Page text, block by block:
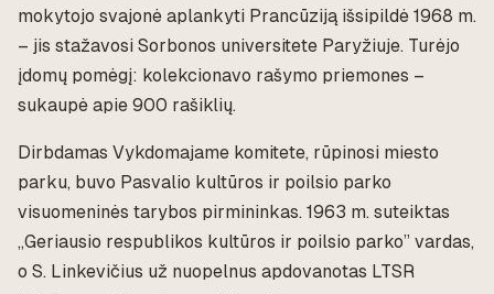
mokytojo svajonė aplankyti Prancūziją išsipildė 1968 m.
– jis stažavosi Sorbonos universitete Paryžiuje. Turėjo
įdomų pomėgį: kolekcionavo rašymo priemones –
sukaupė apie 900 rašiklių.
Dirbdamas Vykdomajame komitete, rūpinosi miesto
parku, buvo Pasvalio kultūros ir poilsio parko
visuomeninės tarybos pirmininkas. 1963 m. suteiktas
„Geriausio respublikos kultūros ir poilsio parko” vardas,
o S. Linkevičius už nuopelnus apdovanotas LTSR